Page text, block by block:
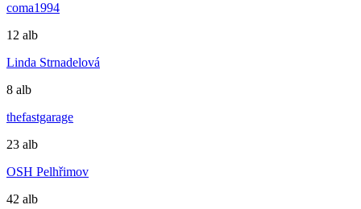
coma1994
12 alb
Linda Strnadelová
8 alb
thefastgarage
23 alb
OSH Pelhřimov
42 alb